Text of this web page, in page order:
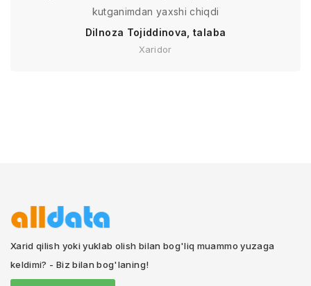
kutganimdan yaxshi chiqdi
Dilnoza Tojiddinova, talaba
Xaridor
Xarid qilish yoki yuklab olish bilan bog'liq muammo yuzaga
keldimi? - Biz bilan bog'laning!